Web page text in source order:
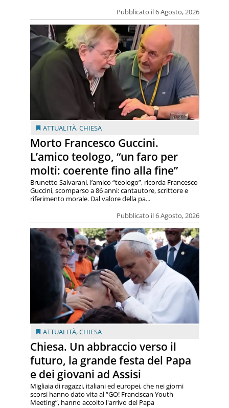
Pubblicato il 6 Agosto, 2026
ATTUALITÀ,CHIESA
Morto Francesco Guccini.
L’amico teologo, “un faro per
molti: coerente fino alla fine”
Pubblicato il 6 Agosto, 2026
Brunetto Salvarani, l’amico “teologo”, ricorda Francesco
Guccini, scomparso a 86 anni: cantautore, scrittore e
riferimento morale. Dal valore della pa...
ATTUALITÀ,CHIESA
Chiesa. Un abbraccio verso il
futuro, la grande festa del Papa
e dei giovani ad Assisi
Migliaia di ragazzi, italiani ed europei, che nei giorni
scorsi hanno dato vita al “GO! Franciscan Youth
Meeting”, hanno accolto l'arrivo del Papa